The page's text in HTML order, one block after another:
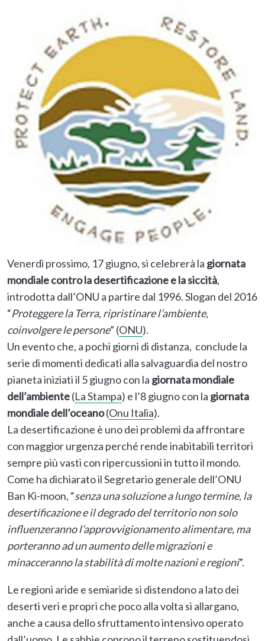
Venerdì prossimo, 17 giugno, si celebrerà la giornata
mondiale contro la desertificazione e la siccità,
introdotta dall’ONU a partire dal 1996. Slogan del 2016
“Proteggere la Terra, ripristinare l’ambiente,
coinvolgere le persone” (ONU).
Un evento che, a pochi giorni di distanza, conclude la
serie di momenti dedicati alla salvaguardia del nostro
pianeta iniziati il 5 giugno con la giornata mondiale
dell’ambiente(La Stampa) e l’8 giugno con la giornata
mondiale dell’oceano(Onu Italia).
La desertificazione è uno dei problemi da affrontare
con maggior urgenza perché rende inabitabili territori
sempre più vasti con ripercussioni in tutto il mondo.
Come ha dichiarato il Segretario generale dell’ONU
Ban Ki-moon, “senza una soluzione a lungo termine, la
desertificazione e il degrado del territorio non solo
influenzeranno l’approvvigionamento alimentare, ma
porteranno ad un aumento delle migrazioni e
minacceranno la stabilità di molte nazioni e regioni”.
Le regioni aride e semiaride si distendono a lato dei
deserti veri e propri che poco alla volta si allargano,
anche a causa dello sfruttamento intensivo operato